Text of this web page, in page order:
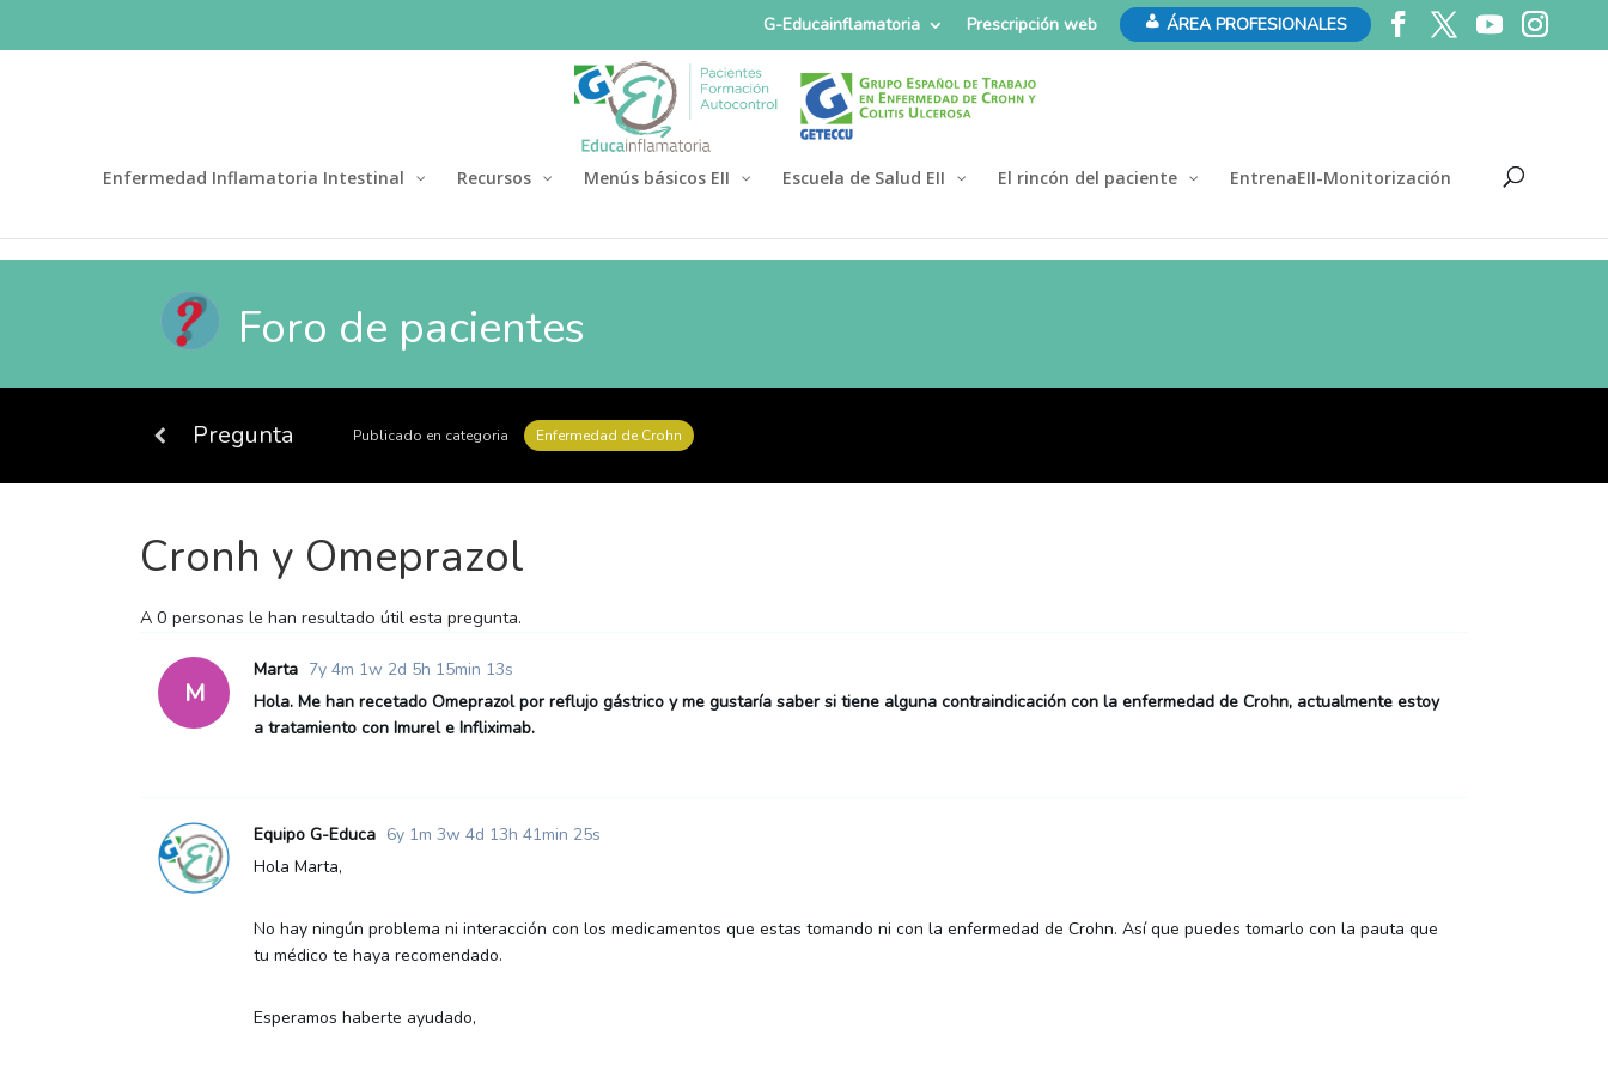
G-Educainflamatoria Prescripción web ÁREA PROFESIONALES
Enfermedad Inflamatoria Intestinal Recursos Menús básicos EII Escuela de Salud EII El rincón del paciente EntrenaEII-Monitorización
Foro de pacientes
Pregunta Publicado en categoria Enfermedad de Crohn
Cronh y Omeprazol
A 0 personas le han resultado útil esta pregunta.
M
Marta 7y 4m 1w 2d 5h 15min 13s
Hola. Me han recetado Omeprazol por reflujo gástrico y me gustaría saber si tiene alguna contraindicación con la enfermedad de Crohn, actualmente estoy
a tratamiento con Imurel e Infliximab.
Equipo G-Educa 6y 1m 3w 4d 13h 41min 25s
Hola Marta,
No hay ningún problema ni interacción con los medicamentos que estas tomando ni con la enfermedad de Crohn. Así que puedes tomarlo con la pauta que
tu médico te haya recomendado.
Esperamos haberte ayudado,